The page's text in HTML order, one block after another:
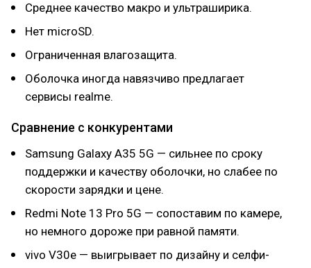
Среднее качество макро и ультраширика.
Нет microSD.
Ограниченная влагозащита.
Оболочка иногда навязчиво предлагает
сервисы realme.
Сравнение с конкурентами
Samsung Galaxy A35 5G — сильнее по сроку
поддержки и качеству оболочки, но слабее по
скорости зарядки и цене.
Redmi Note 13 Pro 5G — сопоставим по камере,
но немного дороже при равной памяти.
vivo V30e — выигрывает по дизайну и селфи-